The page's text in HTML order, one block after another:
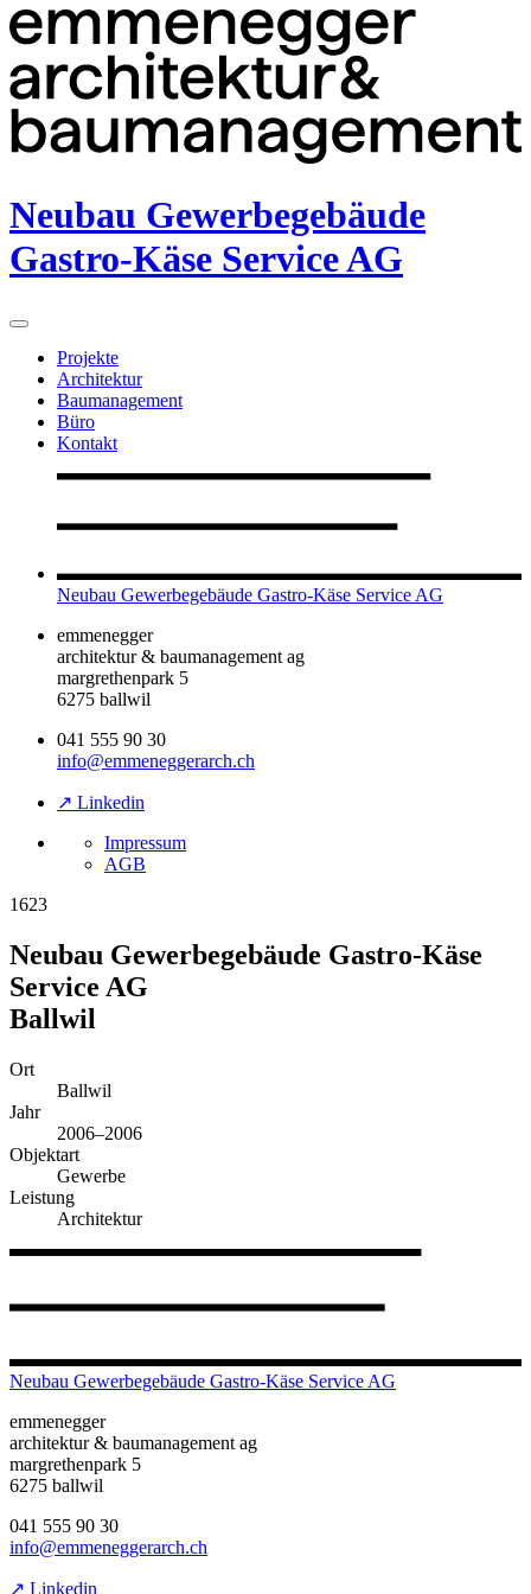
Neubau Gewerbegebäude
Gastro-Käse Service AG
Projekte
Architektur
Baumanagement
Büro
Kontakt
Neubau Gewerbegebäude Gastro-Käse Service AG
emmenegger
architektur & baumanagement ag
margrethenpark 5
6275 ballwil
041 555 90 30
info@emmeneggerarch.ch
↗ Linkedin
Impressum
AGB
1623
Neubau Gewerbegebäude Gastro-Käse
Service AG
Ballwil
Ort
Ballwil
Jahr
2006–2006
Objektart
Gewerbe
Leistung
Architektur
Neubau Gewerbegebäude Gastro-Käse Service AG
emmenegger
architektur & baumanagement ag
margrethenpark 5
6275 ballwil
041 555 90 30
info@emmeneggerarch.ch
↗ Linkedin